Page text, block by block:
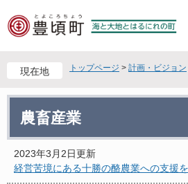
ー
で
ニ
ば
本
現在地 トップページ > 計画・ビジョン
農畜産業
2023年3月2日更新
経営苦境にある十勝の酪農業への支援